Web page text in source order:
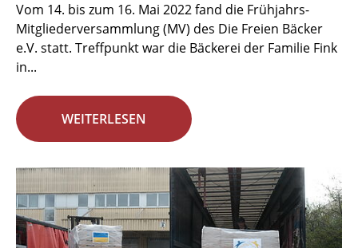
Vom 14. bis zum 16. Mai 2022 fand die Frühjahrs-
Mitgliederversammlung (MV) des Die Freien Bäcker
e.V. statt. Treffpunkt war die Bäckerei der Familie Fink
in...
WEITERLESEN